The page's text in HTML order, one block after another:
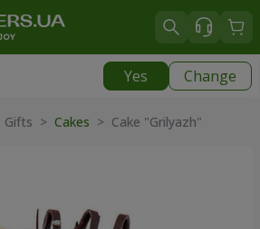
Yes Change
Gifts > Cakes > Cake "Grilyazh"